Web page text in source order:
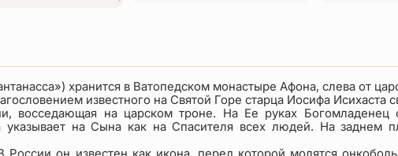
хранится в Ватопедском монастыре Афона, слева от
известного на Святой Горе старца Иосифа Исихаста
восседающая на царском троне. На Ее руках
на Сына как на Спасителя всех людей. На заднем